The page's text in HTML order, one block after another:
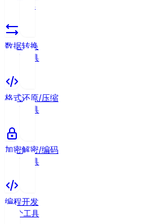
个工具
数据转换
个工具
格式还原/压缩
个工具
加密解密/编码
个工具
编程开发
个工具